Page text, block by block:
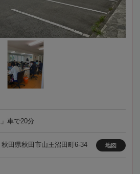
車で20分
秋田県秋田市山王沼田町6-34 地図